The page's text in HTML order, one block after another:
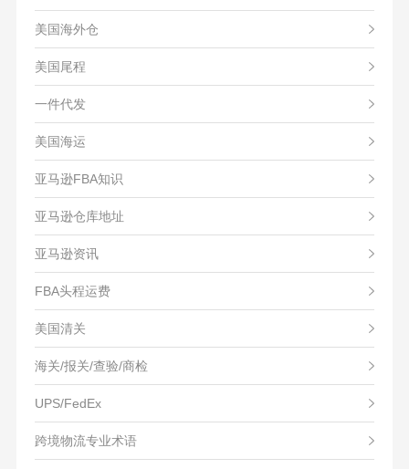
美国海外仓
美国尾程
一件代发
美国海运
亚马逊FBA知识
亚马逊仓库地址
亚马逊资讯
FBA头程运费
美国清关
海关/报关/查验/商检
UPS/FedEx
跨境物流专业术语